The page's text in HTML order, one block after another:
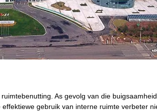
As gevolg van die
gebruik van interne ruimte verbeter